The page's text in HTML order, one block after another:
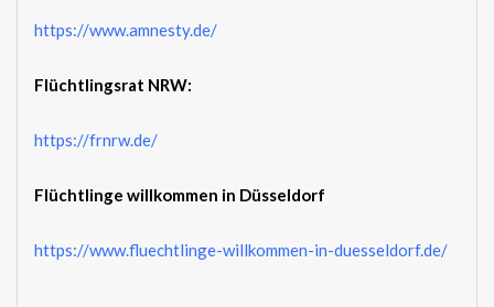
https://www.amnesty.de/
Flüchtlingsrat NRW:
https://frnrw.de/
Flüchtlinge willkommen in Düsseldorf
https://www.fluechtlinge-willkommen-in-duesseldorf.de/